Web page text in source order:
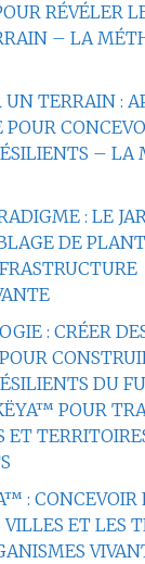
RÉVÉLER
– LA
TERRAIN :
POUR
– LA
: LE
DE
: CRÉER
DU
POUR
ET
: CONCEVOIR
VILLES ET LES